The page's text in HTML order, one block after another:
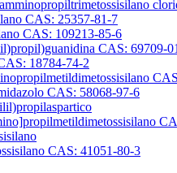
CAS: 25357-81-7
CAS: 109213-85-6
CAS: 69709-
18784-74-2
CAS: 58068-97-6
CAS: 41051-80-3